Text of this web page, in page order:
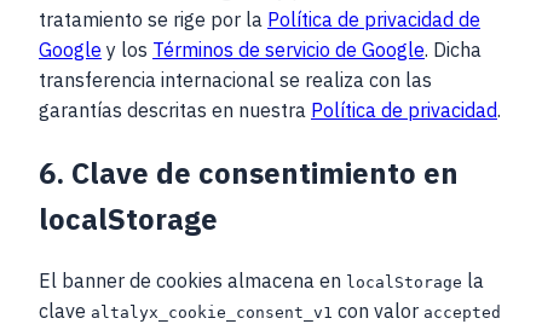
tratamiento se rige por la Política de privacidad de
Google y los Términos de servicio de Google. Dicha
transferencia internacional se realiza con las
garantías descritas en nuestra Política de privacidad.
6. Clave de consentimiento en
localStorage
El banner de cookies almacena en localStorage la
clave altalyx_cookie_consent_v1 con valor accepted